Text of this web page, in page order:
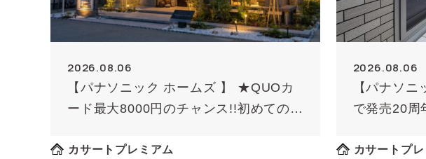
2026.08.06
【パナソニック ホームズ 】 ★QUOカ
ード最大8000円のチャンス!!初めての方
カサートプレミアム
2026.08.06
【パナソ
で発売20周
カサートプ